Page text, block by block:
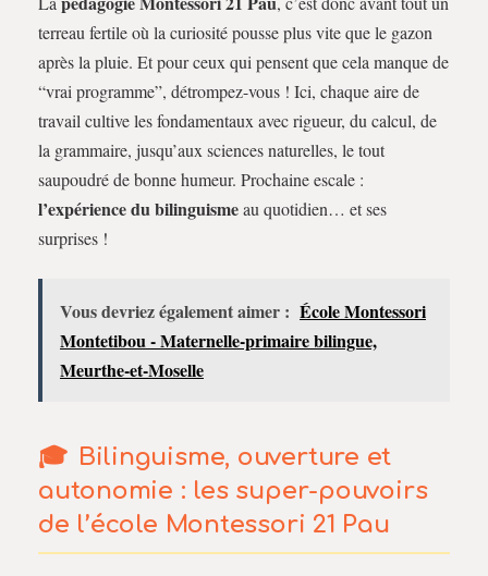
terreau fertile où la curiosité pousse plus vite que le gazon
après la pluie. Et pour ceux qui pensent que cela manque de
“vrai programme”, détrompez-vous ! Ici, chaque aire de
travail cultive les fondamentaux avec rigueur, du calcul, de
la grammaire, jusqu’aux sciences naturelles, le tout
saupoudré de bonne humeur. Prochaine escale :
l’expérience du bilinguismeau quotidien… et ses
surprises !
Vous devriez également aimer : École Montessori
Montetibou - Maternelle-primaire bilingue,
Meurthe-et-Moselle
Bilinguisme, ouverture et
autonomie : les super-pouvoirs
de l’école Montessori 21 Pau